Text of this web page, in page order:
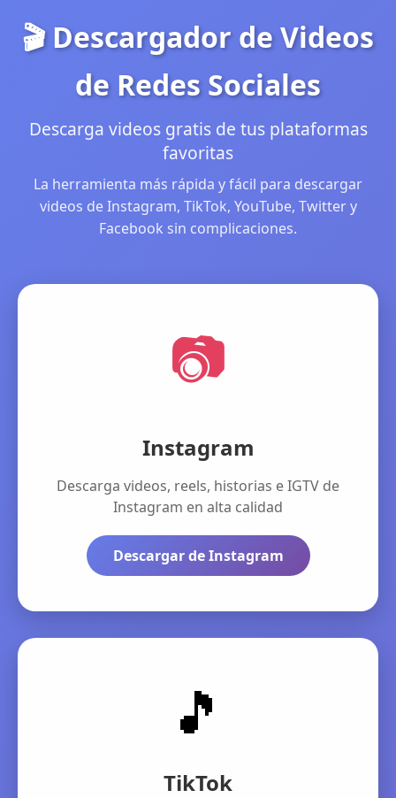
🎬 Descargador de Videos
de Redes Sociales
Descarga videos gratis de tus plataformas
favoritas
La herramienta más rápida y fácil para descargar
videos de Instagram, TikTok, YouTube, Twitter y
Facebook sin complicaciones.
📷
Instagram
Descarga videos, reels, historias e IGTV de
Instagram en alta calidad
Descargar de Instagram
🎵
TikTok